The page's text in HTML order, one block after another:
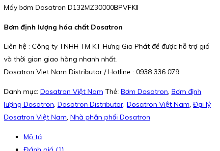
Máy bơm Dosatron D132MZ30000BPVFKII
Bơm định lượng hóa chất Dosatron
Liên hệ : Công ty TNHH TM KT Hưng Gia Phát để được hỗ trợ giá
và thời gian giao hàng nhanh nhất.
Dosatron Viet Nam Distributor / Hotline : 0938 336 079
Danh mục: Dosatron Việt Nam Thẻ: Bơm Dosatron, Bơm định
lượng Dosatron, Dosatron Distributor, Dosatron Việt Nam, Đại lý
Dosatron Việt Nam, Nhà phân phối Dosatron
Mô tả